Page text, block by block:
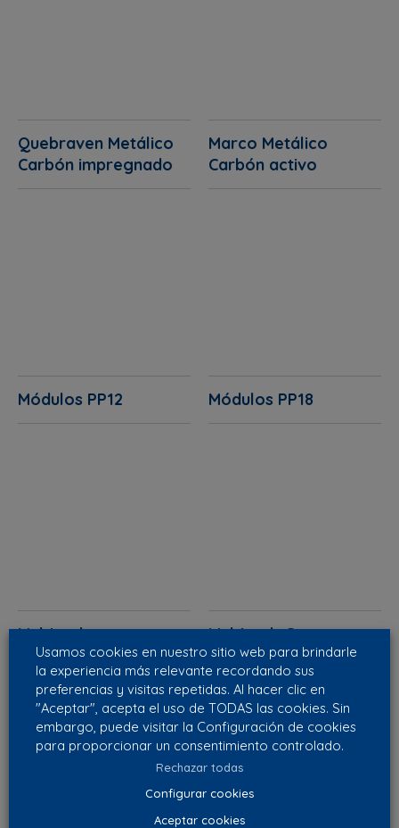
Quebraven Metálico
Carbón impregnado
Marco Metálico
Carbón activo
Módulos PP12 Módulos PP18
Multicarb Multicarb G
Usamos cookies en nuestro sitio web para brindarle
la experiencia más relevante recordando sus
preferencias y visitas repetidas. Al hacer clic en
"Aceptar", acepta el uso de TODAS las cookies. Sin
embargo, puede visitar la Configuración de cookies
para proporcionar un consentimiento controlado.
Rechazar todas
Configurar cookies
Aceptar cookies